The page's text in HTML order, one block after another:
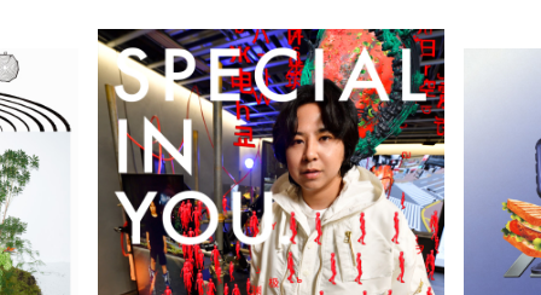
ニュース
レストラン・カフェ
TAX FREE
PARCOメンバーズ
한국어
ภาษาไทย